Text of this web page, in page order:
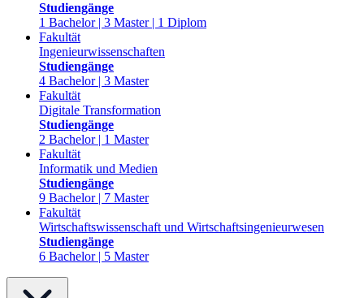
Studiengänge
1 Bachelor | 3 Master | 1 Diplom
Fakultät
Ingenieurwissenschaften
Studiengänge
4 Bachelor | 3 Master
Fakultät
Digitale Transformation
Studiengänge
2 Bachelor | 1 Master
Fakultät
Informatik und Medien
Studiengänge
9 Bachelor | 7 Master
Fakultät
Wirtschaftswissenschaft und Wirtschaftsingenieurwesen
Studiengänge
6 Bachelor | 5 Master